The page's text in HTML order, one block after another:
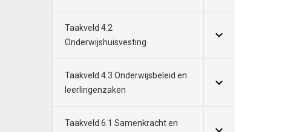
Taakveld 4.2
Onderwijshuisvesting
Taakveld 4.3 Onderwijsbeleid en
leerlingenzaken
Taakveld 6.1 Samenkracht en